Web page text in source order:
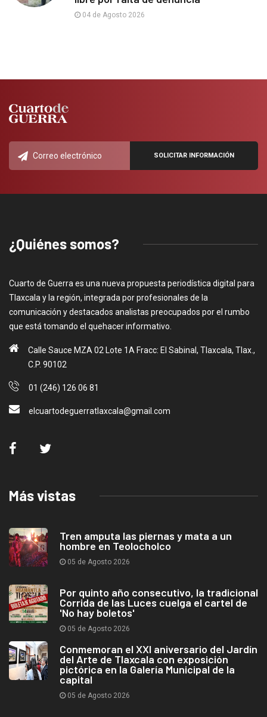
04 de Agosto 2026
¿Quiénes somos?
Cuarto de Guerra es una nueva propuesta periodística digital para
Tlaxcala y la región, integrada por profesionales de la
comunicación y destacados analistas preocupados por el rumbo
que está tomando el quehacer informativo.
Calle Sauce MZA 02 Lote 1A Fracc: El Sabinal, Tlaxcala, Tlax.,
C.P. 90102
01 (246) 126 06 81
elcuartodeguerratlaxcala@gmail.com
Más vistas
Tren amputa las piernas y mata a un
hombre en Teolocholco
05 de Agosto 2026
Por quinto año consecutivo, la tradicional
Corrida de las Luces cuelga el cartel de
'No hay boletos'
05 de Agosto 2026
Conmemoran el XXI aniversario del Jardín
del Arte de Tlaxcala con exposición
pictórica en la Galería Municipal de la
capital
05 de Agosto 2026